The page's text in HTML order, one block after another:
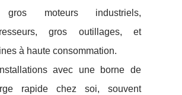
moteurs industriels,
gros outillages, et
à haute consommation.
avec une borne de
rapide chez soi, souvent